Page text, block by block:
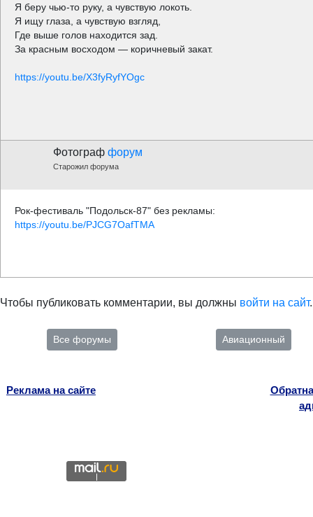
Я беpу чью-то pуку, а чувствую локоть.
Я ищу глаза, а чувствую взгляд,
Где выше голов находится зад.
За кpасным восходом — коричневый закат.
https://youtu.be/X3fyRyfYOgc
Фотограф форум
Старожил форума
Рок-фестиваль "Подольск-87" без рекламы:
https://youtu.be/PJCG7OafTMA
Чтобы публиковать комментарии, вы должны войти на сайт.
Все форумы Авиационный
Реклама на сайте